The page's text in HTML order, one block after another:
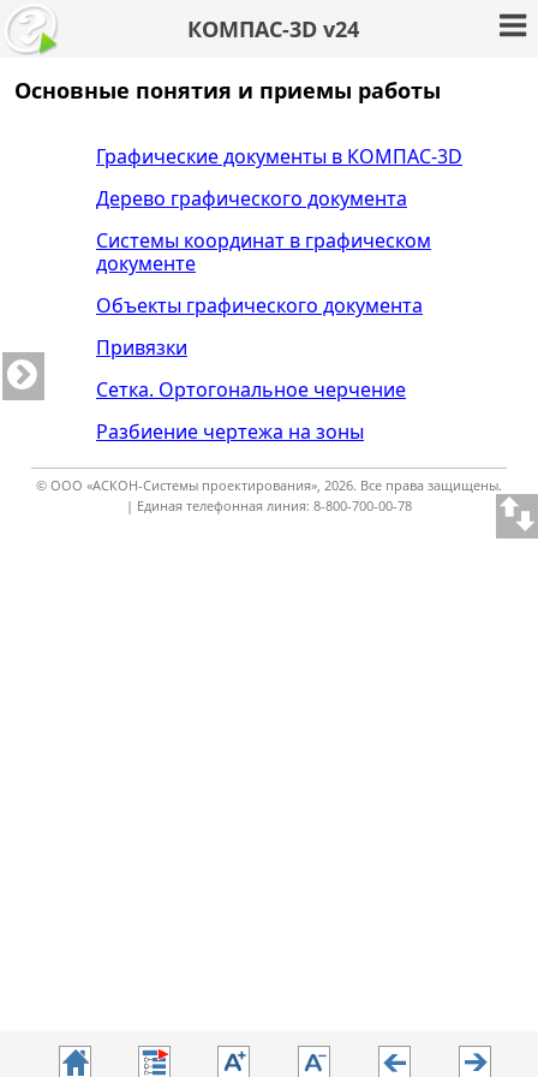
КОМПАС-3D v24
Основные понятия и приемы работы
Графические документы в КОМПАС-3D
Дерево графического документа
Системы координат в графическом
документе
Объекты графического документа
Привязки
Сетка. Ортогональное черчение
Разбиение чертежа на зоны
© ООО «АСКОН-Системы проектирования», 2026. Все права защищены.
| Единая телефонная линия: 8-800-700-00-78